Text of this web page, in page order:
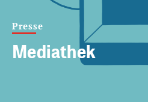
Presse
Mediathek